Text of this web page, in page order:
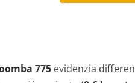
775 evidenzia